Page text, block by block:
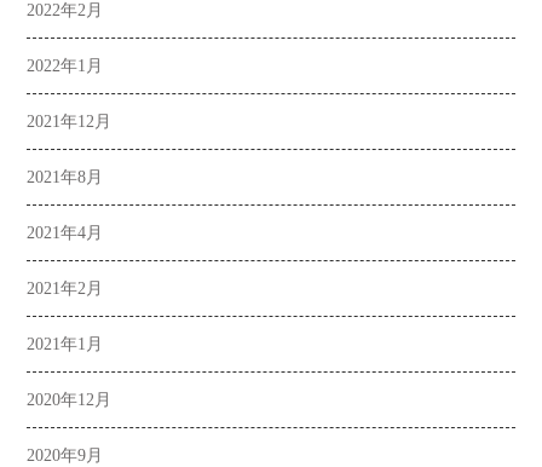
2022年2月
2022年1月
2021年12月
2021年8月
2021年4月
2021年2月
2021年1月
2020年12月
2020年9月